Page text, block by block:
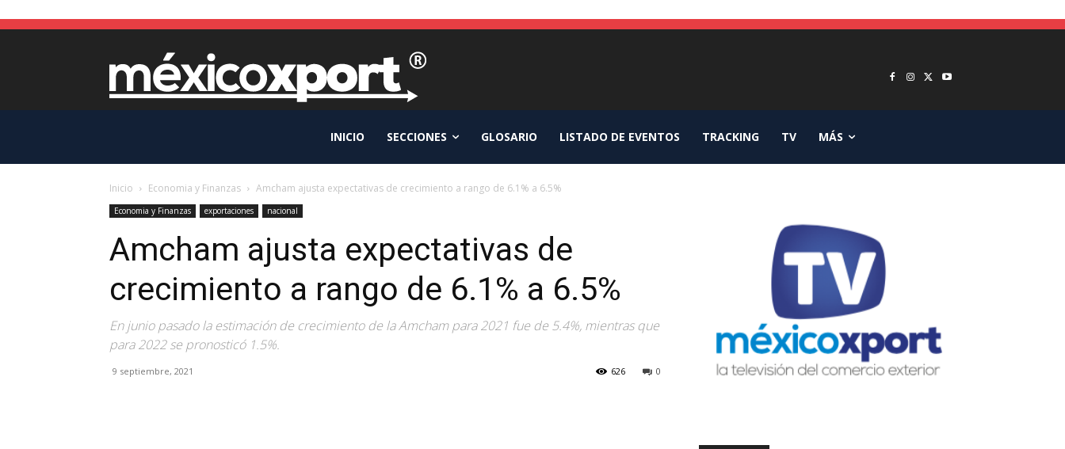
INICIO SECCIONES GLOSARIO LISTADO DE EVENTOS TRACKING TV MÁS
Inicio Economia y Finanzas Amcham ajusta expectativas de crecimiento a rango de 6.1% a 6.5%
Economia y Finanzas exportaciones nacional
Amcham ajusta expectativas de
crecimiento a rango de 6.1% a 6.5%
En junio pasado la estimación de crecimiento de la Amcham para 2021 fue de 5.4%, mientras que
para 2022 se pronosticó 1.5%.
9 septiembre, 2021 0
626